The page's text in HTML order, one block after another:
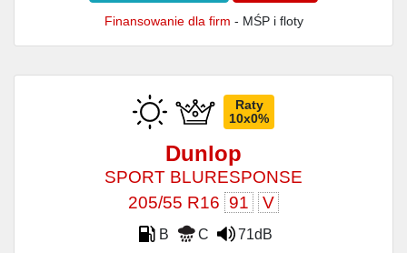
Finansowanie dla firm - MŚP i floty
Raty
10x0%
Dunlop
SPORT BLURESPONSE
205/55 R16 91 V
B C 71dB